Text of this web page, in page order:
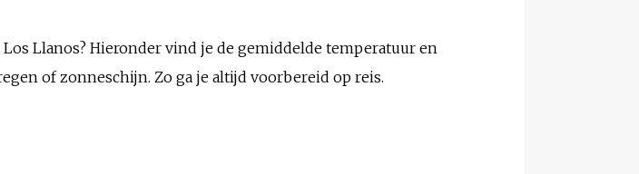
Llanos? Hieronder vind je de gemiddelde temperatuur en
of zonneschijn. Zo ga je altijd voorbereid op reis.